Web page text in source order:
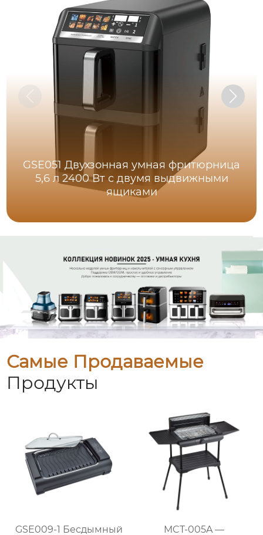
GSE051 Двухзонная умная фритюрница
5,6 л 2400 Вт с двумя выдвижными
ящиками
Самые Продаваемые
Продукты
GSE009-1 Бесдымный MCT-005A —